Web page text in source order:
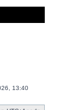
13:40